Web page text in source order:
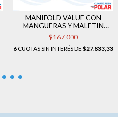
MANIFOLD VALUE CON
MANGUERAS Y MALETIN
MOD VMG-2 -R22/404A/407A
$167.000
6CUOTAS SIN INTERÉS DE $27.833,33